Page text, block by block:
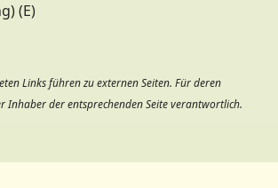
(E)
Links führen zu externen Seiten. Für deren
Inhaber der entsprechenden Seite verantwortlich.